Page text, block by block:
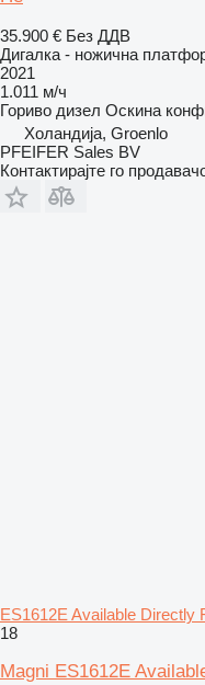
35.900 € Без ДДВ
Дигалка - ножична
2021
1.011 м/ч
Гориво дизел Оскина
Холандија, Groenlo
PFEIFER Sales BV
Контактирајте го
ES1612E Available Directly
18
Magni ES1612E